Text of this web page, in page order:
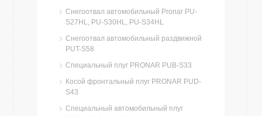
Cнегоотвал автомобильный Pronar PU-
S27HL, PU-S30HL, PU-S34HL
Cнегоотвал автомобильный раздвижной
PUT-S58
Специальный плуг PRONAR PUB-S33
Косой фронтальный плуг PRONAR PUD-
S43
Специальный автомобильный плуг